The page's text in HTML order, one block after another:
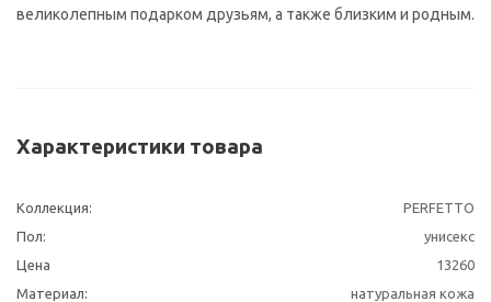
великолепным подарком друзьям, а также близким и родным.
Характеристики товара
Коллекция:
PERFETTO
Пол:
унисекс
Цена
13260
Материал:
натуральная кожа